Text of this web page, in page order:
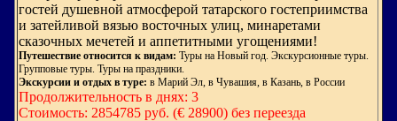
гостей душевной атмосферой татарского гостеприимства
и затейливой вязью восточных улиц, минаретами
сказочных мечетей и аппетитными угощениями!
Путешествие относится к видам: Туры на Новый год. Экскурсионные туры.
Групповые туры. Туры на праздники.
Экскурсии и отдых в туре: в Марий Эл, в Чувашия, в Казань, в России
Продолжительность в днях: 3
Стоимость: 2854785 руб. (€ 28900) без переезда